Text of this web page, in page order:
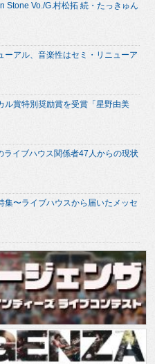
Stone Vo./G.村松拓 続・たっきゅん
ーアル、音楽性はセミ・リニューア
ル賞特別奨励賞を受賞「星野由美
ライブハウス関係者47人からの現状
集〜ライブハウスから届いたメッセ